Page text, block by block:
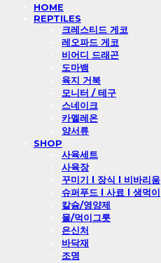
HOME
REPTILES
크레스티드 게코
레오파드 게코
비어디 드래곤
도마뱀
육지 거북
모니터 / 테구
스네이크
카멜레온
양서류
SHOP
사육세트
사육장
꾸미기 l 장식 l 비바리움
슈퍼푸드 l 사료 l 생먹이
칼슘/영양제
물/먹이그릇
은신처
바닥재
조명